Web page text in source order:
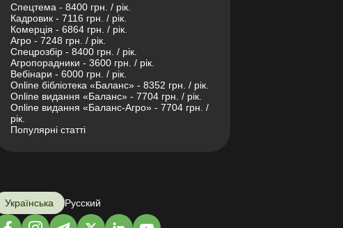
Спецтема - 8400 грн. / рік.
Кадровик - 7116 грн. / рік.
Комерція - 6864 грн. / рік.
Агро - 7248 грн. / рік.
Спецрозбір - 8400 грн. / рік.
Агропорадники - 3600 грн. / рік.
Вебінари - 6000 грн. / рік.
Online бібліотека «Баланс» - 8352 грн. / рік.
Online видання «Баланс» - 7704 грн. / рік.
Online видання «Баланс-Агро» - 7704 грн. /
рік.
Популярні статті
Українська Русский